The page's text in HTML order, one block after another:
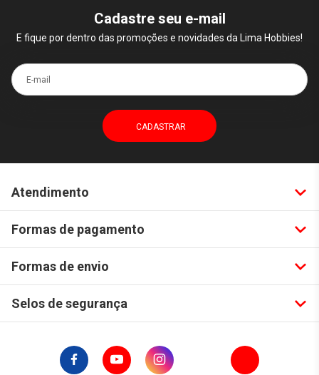
Cadastre seu e-mail
E fique por dentro das promoções e novidades da Lima Hobbies!
E-mail
Atendimento
Formas de pagamento
Formas de envio
Selos de segurança